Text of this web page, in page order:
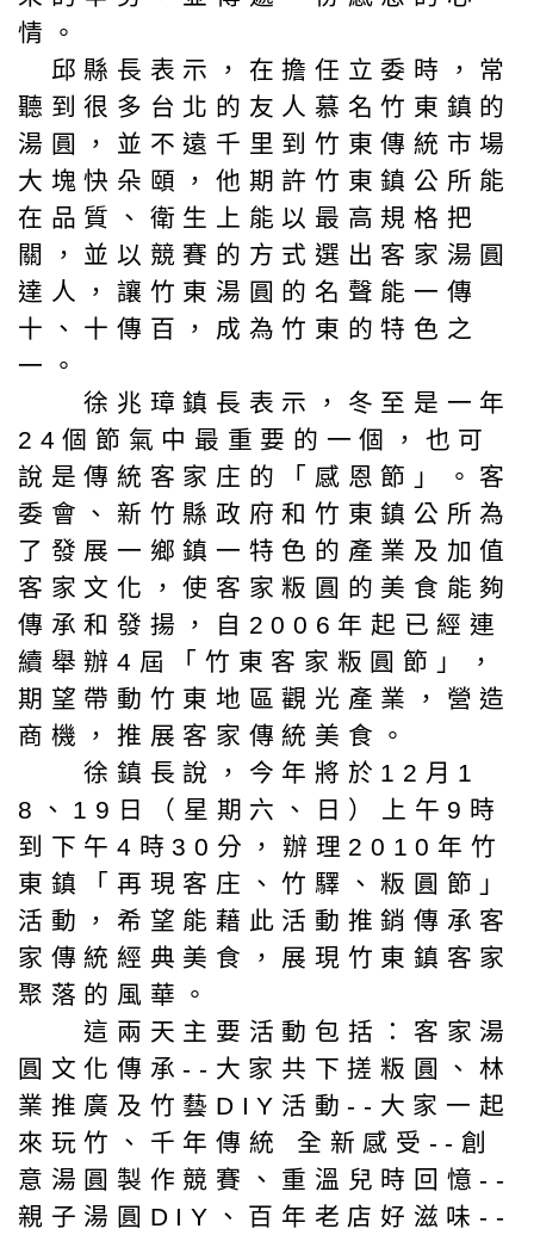
情。
邱縣長表示，在擔任立委時，常
聽到很多台北的友人慕名竹東鎮的
湯圓，並不遠千里到竹東傳統市場
大塊快朵頤，他期許竹東鎮公所能
在品質、衛生上能以最高規格把
關，並以競賽的方式選出客家湯圓
達人，讓竹東湯圓的名聲能一傳
十、十傳百，成為竹東的特色之
一。
徐兆璋鎮長表示，冬至是一年
24個節氣中最重要的一個，也可
說是傳統客家庄的「感恩節」。客
委會、新竹縣政府和竹東鎮公所為
了發展一鄉鎮一特色的產業及加值
客家文化，使客家粄圓的美食能夠
傳承和發揚，自2006年起已經連
續舉辦4屆「竹東客家粄圓節」，
期望帶動竹東地區觀光產業，營造
商機，推展客家傳統美食。
徐鎮長說，今年將於12月1
8、19日（星期六、日）上午9時
到下午4時30分，辦理2010年竹
東鎮「再現客庄、竹驛、粄圓節」
活動，希望能藉此活動推銷傳承客
家傳統經典美食，展現竹東鎮客家
聚落的風華。
這兩天主要活動包括：客家湯
圓文化傳承--大家共下搓粄圓、林
業推廣及竹藝DIY活動--大家一起
來玩竹、千年傳統 全新感受--創
意湯圓製作競賽、重溫兒時回憶--
親子湯圓DIY、百年老店好滋味--